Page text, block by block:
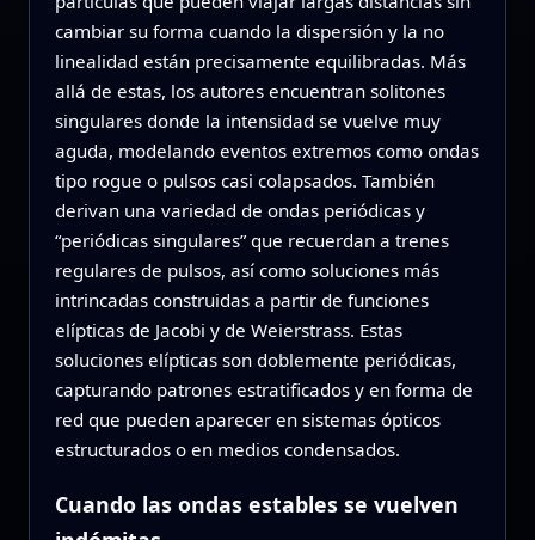
cambiar su forma cuando la dispersión y la no
linealidad están precisamente equilibradas. Más
allá de estas, los autores encuentran solitones
singulares donde la intensidad se vuelve muy
aguda, modelando eventos extremos como ondas
tipo rogue o pulsos casi colapsados. También
derivan una variedad de ondas periódicas y
“periódicas singulares” que recuerdan a trenes
regulares de pulsos, así como soluciones más
intrincadas construidas a partir de funciones
elípticas de Jacobi y de Weierstrass. Estas
soluciones elípticas son doblemente periódicas,
capturando patrones estratificados y en forma de
red que pueden aparecer en sistemas ópticos
estructurados o en medios condensados.
Cuando las ondas estables se vuelven